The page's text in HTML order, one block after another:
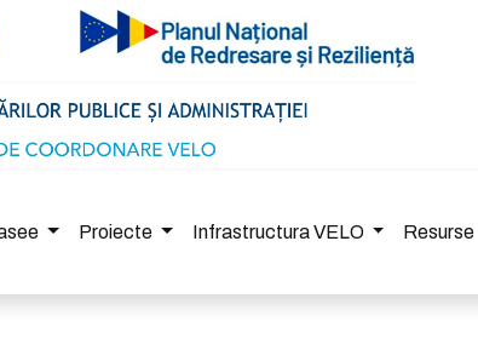
Proiecte Infrastructura VELO Resurse